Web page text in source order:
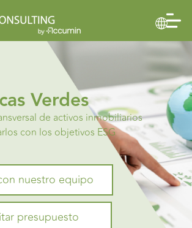
Verdes
de activos inmobiliarios
con los objetivos ESG
nuestro equipo
presupuesto